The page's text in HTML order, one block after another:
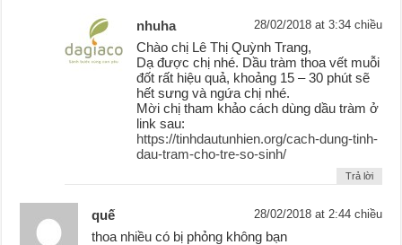
nhuha 28/02/2018 at 3:34 chiều
Chào chị Lê Thị Quỳnh Trang,
Dạ được chị nhé. Dầu tràm thoa vết muỗi
đốt rất hiệu quả, khoảng 15 – 30 phút sẽ
hết sưng và ngứa chị nhé.
Mời chị tham khảo cách dùng dầu tràm ở
link sau:
https://tinhdautunhien.org/cach-dung-tinh-
dau-tram-cho-tre-so-sinh/
Trả lời
quế 28/02/2018 at 2:44 chiều
thoa nhiều có bị phỏng không bạn